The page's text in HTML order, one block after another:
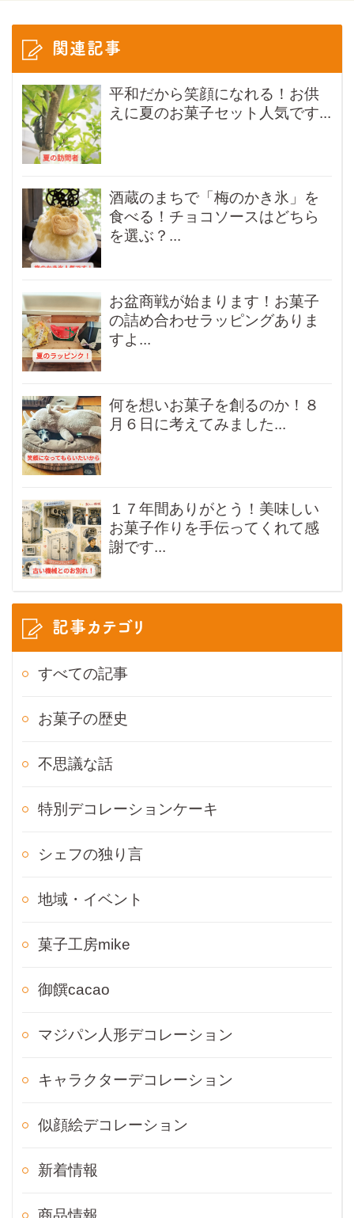
関連記事
平和だから笑顔になれる！お供
えに夏のお菓子セット人気です...
酒蔵のまちで「梅のかき氷」を
食べる！チョコソースはどちら
を選ぶ？...
お盆商戦が始まります！お菓子
の詰め合わせラッピングありま
すよ...
何を想いお菓子を創るのか！８
月６日に考えてみました...
１７年間ありがとう！美味しい
お菓子作りを手伝ってくれて感
謝です...
記事カテゴリ
すべての記事
お菓子の歴史
不思議な話
特別デコレーションケーキ
シェフの独り言
地域・イベント
菓子工房mike
御饌cacao
マジパン人形デコレーション
キャラクターデコレーション
似顔絵デコレーション
新着情報